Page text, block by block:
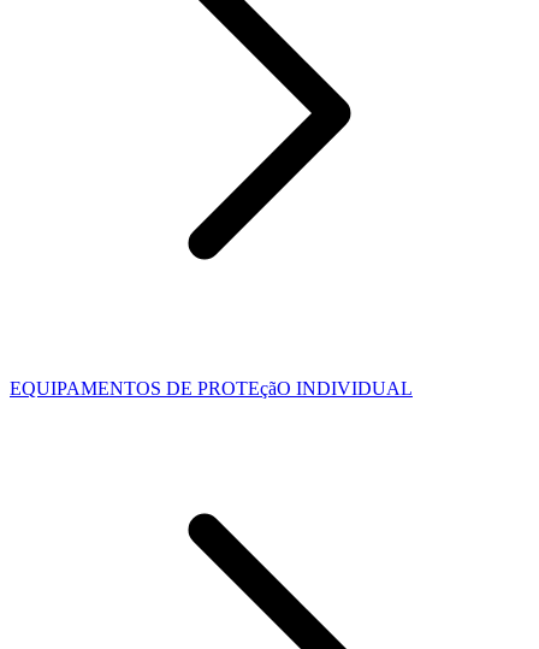
EQUIPAMENTOS DE PROTEçãO INDIVIDUAL